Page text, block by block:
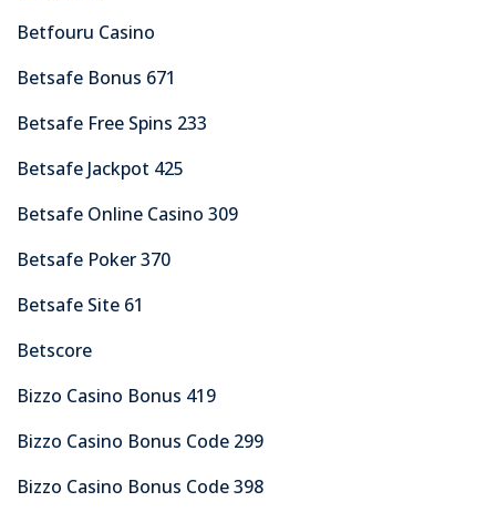
Betfouru Casino
Betsafe Bonus 671
Betsafe Free Spins 233
Betsafe Jackpot 425
Betsafe Online Casino 309
Betsafe Poker 370
Betsafe Site 61
Betscore
Bizzo Casino Bonus 419
Bizzo Casino Bonus Code 299
Bizzo Casino Bonus Code 398